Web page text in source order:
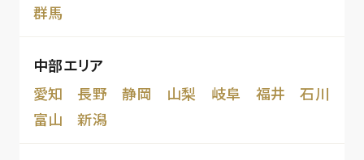
群馬
中部エリア
愛知
長野 静岡 山梨 岐阜 福井
石川
富山
新潟